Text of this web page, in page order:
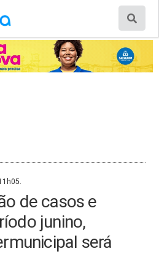
de casos e
junino,
será